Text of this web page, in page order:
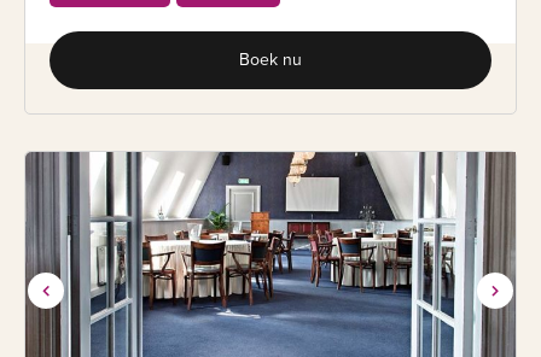
Boek nu